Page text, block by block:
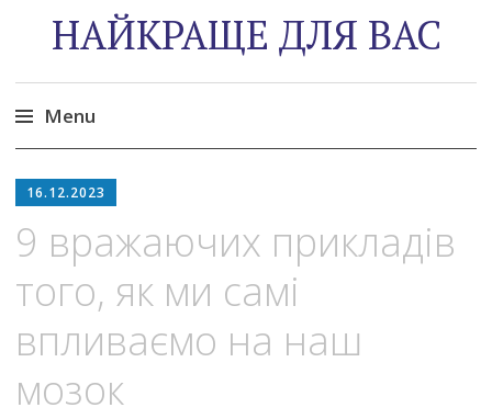
НАЙКРАЩЕ ДЛЯ ВАС
Menu
to
16.12.2023
9 вражаючих прикладів
того, як ми самі
впливаємо на наш
мозок